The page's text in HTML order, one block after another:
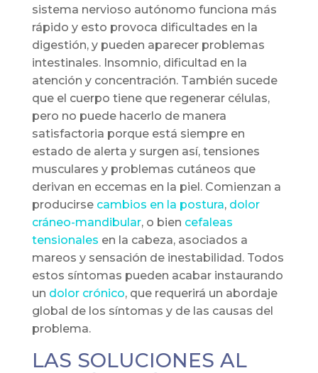
sistema nervioso autónomo funciona más
rápido y esto provoca dificultades en la
digestión, y pueden aparecer problemas
intestinales. Insomnio, dificultad en la
atención y concentración. También sucede
que el cuerpo tiene que regenerar células,
pero no puede hacerlo de manera
satisfactoria porque está siempre en
estado de alerta y surgen así, tensiones
musculares y problemas cutáneos que
derivan en eccemas en la piel. Comienzan a
producirse cambios en la postura, dolor
cráneo-mandibular, o bien cefaleas
tensionales en la cabeza, asociados a
mareos y sensación de inestabilidad. Todos
estos síntomas pueden acabar instaurando
un dolor crónico, que requerirá un abordaje
global de los síntomas y de las causas del
problema.
LAS SOLUCIONES AL